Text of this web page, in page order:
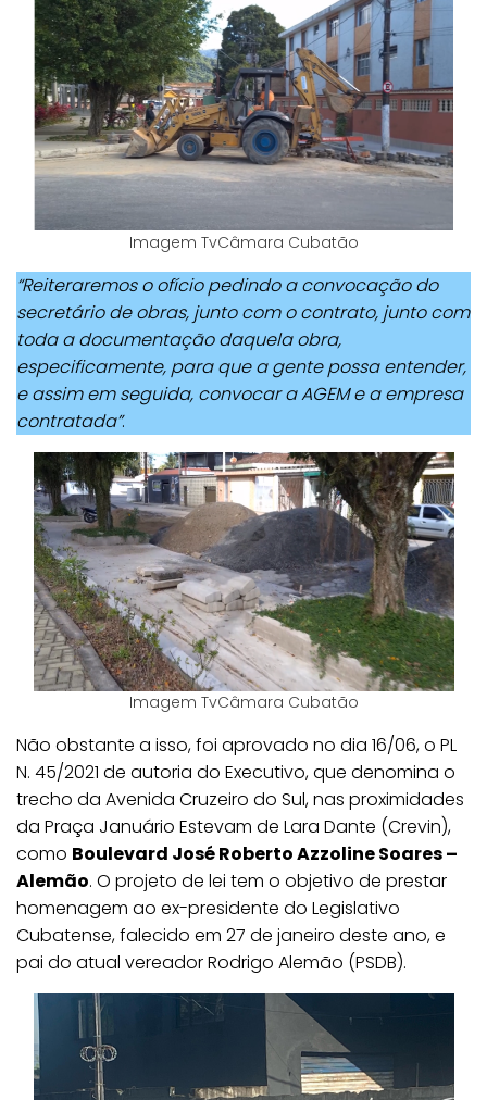
Imagem TvCâmara Cubatão
“Reiteraremos o ofício pedindo a convocação do
secretário de obras, junto com o contrato, junto com
toda a documentação daquela obra,
especificamente, para que a gente possa entender,
e assim em seguida, convocar a AGEM e a empresa
contratada”.
Imagem TvCâmara Cubatão
Não obstante a isso, foi aprovado no dia 16/06, o PL
N. 45/2021 de autoria do Executivo, que denomina o
trecho da Avenida Cruzeiro do Sul, nas proximidades
da Praça Januário Estevam de Lara Dante (Crevin),
como Boulevard José Roberto Azzoline Soares –
Alemão. O projeto de lei tem o objetivo de prestar
homenagem ao ex-presidente do Legislativo
Cubatense, falecido em 27 de janeiro deste ano, e
pai do atual vereador Rodrigo Alemão (PSDB).